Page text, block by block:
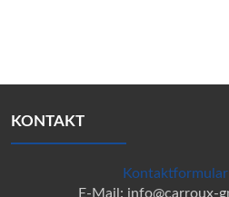
KONTAKT
Kontaktformular
E-Mail: info@carroux-